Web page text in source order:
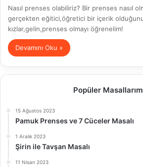
Nasıl prenses olabiliriz? Bir prenses nasıl
gerçekten eğitici,öğretici bir içerik
kızlar,gelin,prenses olmayı öğrenelim!
Devamını Oku »
Popüler
15 Ağustos 2023
Pamuk Prenses ve 7 Cüceler Masalı
1 Aralık 2023
Şirin ile Tavşan Masalı
11 Nisan 2023